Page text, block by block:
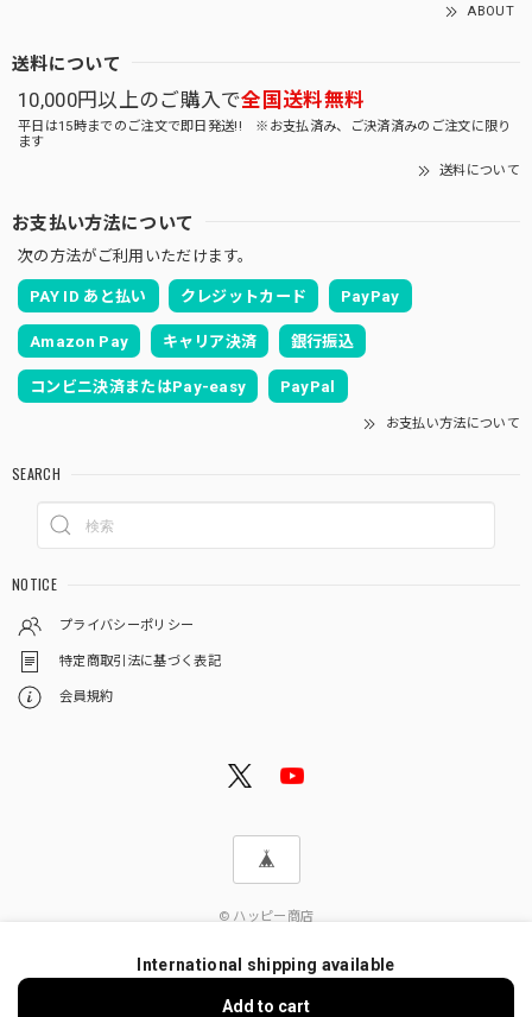
ABOUT
送料について
10,000円以上のご購入で全国送料無料
平日は15時までのご注文で即日発送!! ※お支払済み、ご決済済みのご注文に限り
ます
送料について
お支払い方法について
次の方法がご利用いただけます。
PAY ID あと払い クレジットカード PayPay
Amazon Pay キャリア決済 銀行振込
コンビニ決済またはPay-easy PayPal
お支払い方法について
SEARCH
NOTICE
プライバシーポリシー
特定商取引法に基づく表記
会員規約
© ハッピー商店
International shipping available
Add to cart